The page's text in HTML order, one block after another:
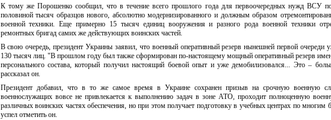
К тому же Порошенко сообщил, что в течение всего прошлого года для первоочередных нужд ВСУ
половиной тысяч образцов нового, абсолютно модернизированного и должным образом
военной техники. Еще примерно 15 тысяч единиц вооружения и разного рода военной техники
ремонтных бригад самих же действующих воинских частей.
В свою очередь, президент Украины заявил, что военный оперативный резерв нынешней первой очереди
130 тысяч лиц. "В прошлом году был также сформирован по-настоящему мощный оперативный резерв
персонального состава, который получил настоящий боевой опыт и уже демобилизовался... Это –
рассказал он.
Президент добавил, что в то же самое время в Украине сохранен призыв на срочную военную
военнослужащих вовсе не привлекается к выполнению задач в зоне АТО, проходит полноценную
различных воинских частях обеспечения, но при этом получает подготовку в учебных центрах по многим
успел отметить он.